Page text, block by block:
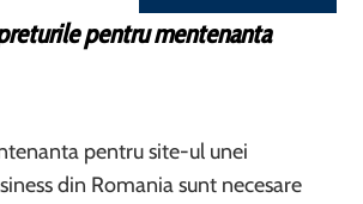
pentru mentenanta
pentru site-ul unei
din Romania sunt necesare